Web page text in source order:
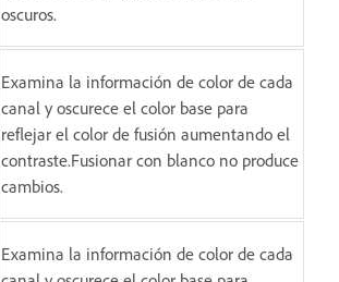
oscuros.
Examina la información de color de cada
canal y oscurece el color base para
reflejar el color de fusión aumentando el
contraste.Fusionar con blanco no produce
cambios.
Examina la información de color de cada